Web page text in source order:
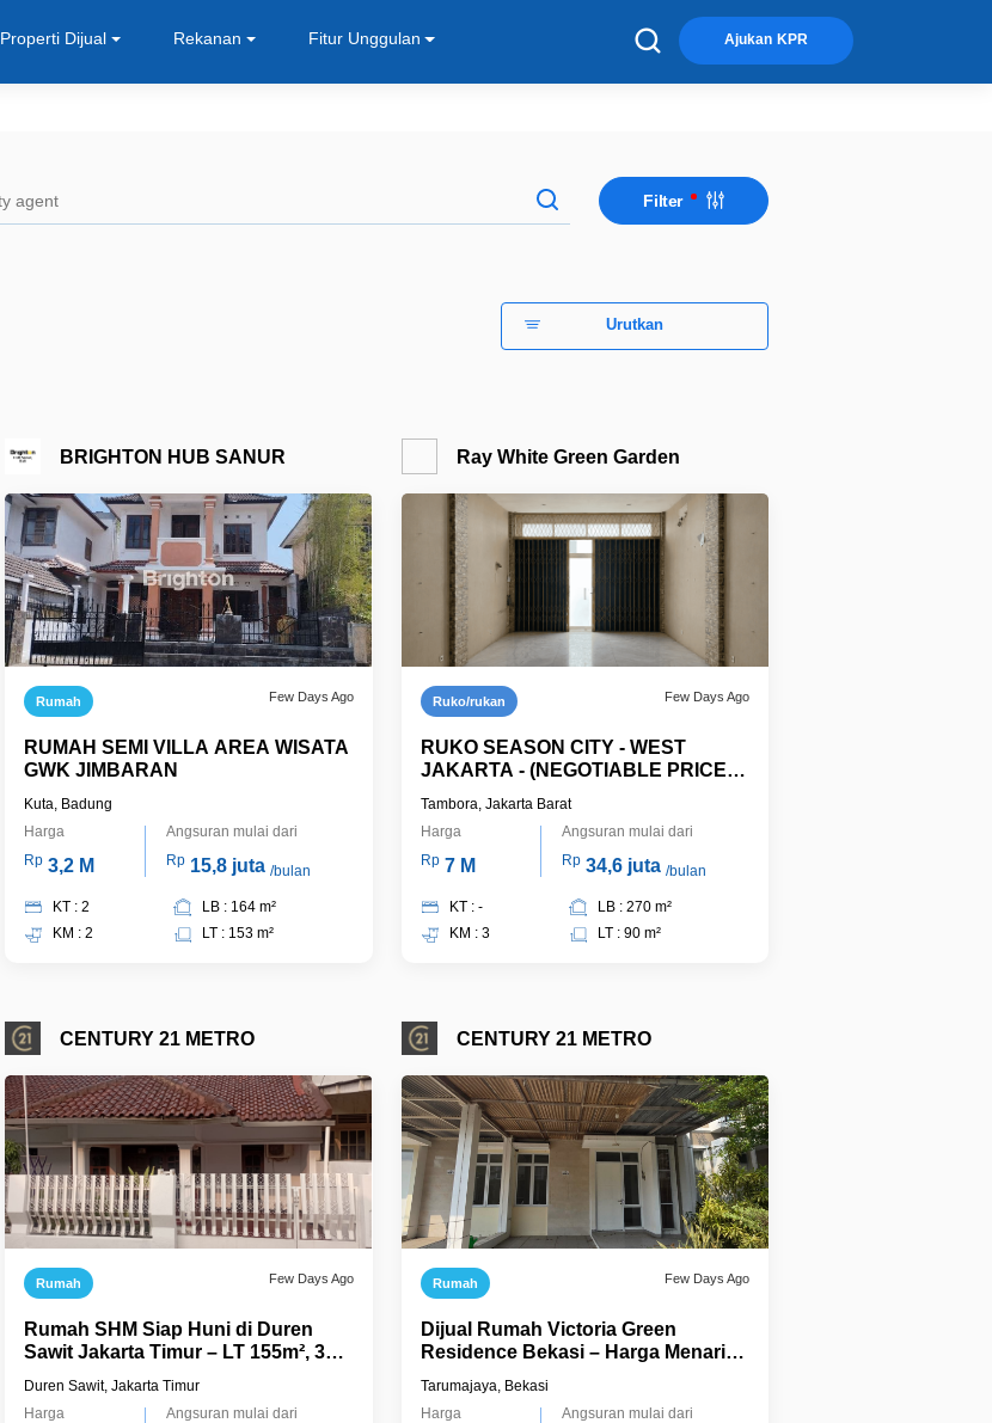
Properti Dijual Rekanan Fitur Unggulan Ajukan KPR
Filter
Urutkan
BRIGHTON HUB SANUR
Rumah Few Days Ago
RUMAH SEMI VILLA AREA WISATA
GWK JIMBARAN
Kuta, Badung
Harga
Rp 3,2 M
Angsuran mulai dari
Rp 15,8 juta /bulan
KT : 2
KM : 2
LB : 164 m²
LT : 153 m²
Ray White Green Garden
Ruko/rukan Few Days Ago
RUKO SEASON CITY - WEST
JAKARTA - (NEGOTIABLE PRICE) -
Tambora, Jakarta Barat
Harga
Rp 7 M
Angsuran mulai dari
Rp 34,6 juta /bulan
KT : -
KM : 3
LB : 270 m²
LT : 90 m²
CENTURY 21 METRO
Rumah Few Days Ago
Rumah SHM Siap Huni di Duren
Sawit Jakarta Timur – LT 155m², 3
Duren Sawit, Jakarta Timur
Harga
Angsuran mulai dari
CENTURY 21 METRO
Rumah Few Days Ago
Dijual Rumah Victoria Green
Residence Bekasi – Harga Menarik,
Tarumajaya, Bekasi
Harga
Angsuran mulai dari